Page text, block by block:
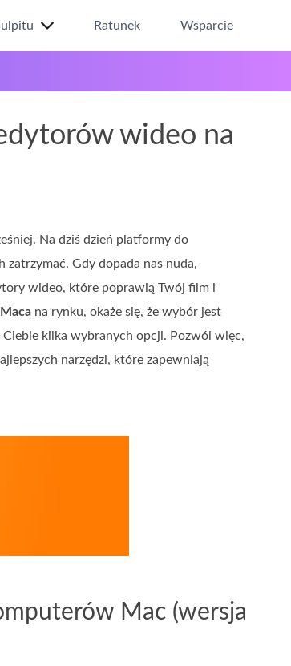
Ratunek Wsparcie
wideo na
Na dziś dzień platformy do
zatrzymać. Gdy dopada nas nuda,
wideo, które poprawią Twój film i
na rynku, okaże się, że wybór jest
Ciebie kilka wybranych opcji. Pozwól więc,
narzędzi, które zapewniają
Mac (wersja